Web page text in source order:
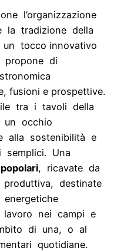
l’organizzazione
la tradizione della
tocco innovativo
propone di
fusioni e prospettive.
tra i tavoli della
un occhio
alla sostenibilità e
semplici. Una
, ricavate da
destinate
lavoro nei campi e
di una, o al
quotidiane.